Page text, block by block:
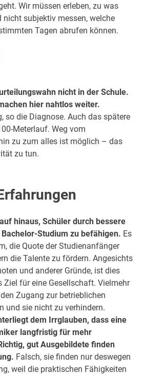
Wir müssen erleben, zu was
nicht subjektiv messen, welche
Tagen abrufen können.
nicht in der Schule.
hier nahtlos weiter.
so die Diagnose. Auch das spätere
Meterlauf. Weg vom
zu zum alles ist möglich – das
zu tun.
hinaus, Schüler durch bessere
Studium zu befähigen. Es
die Quote der Studienanfänger
die Talente zu fördern. Angesichts
und anderer Gründe, ist dies
Ziel für eine Gesellschaft. Vielmehr
Zugang zur betrieblichen
und sie nicht zu verhindern.
dem Irrglauben, dass eine
langfristig für mehr
gut Ausgebildete finden
Falsch, sie finden nur deswegen
weil die praktischen Fähigkeiten